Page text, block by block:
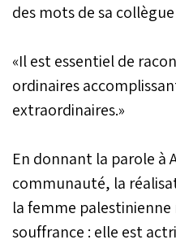
des mots de sa
«Il est essentiel de
ordinaires
extraordinaires.»
En donnant la parole à
communauté, la
la femme palestinienne
souffrance : elle est